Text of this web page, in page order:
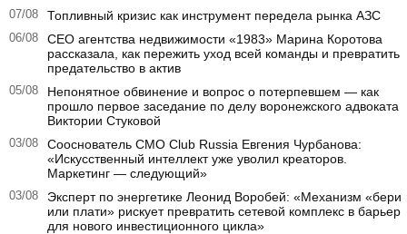
07/08 Топливный кризис как инструмент передела рынка АЗС
06/08
CEO агентства недвижимости «1983» Марина Коротова
рассказала, как пережить уход всей команды и превратить
предательство в актив
05/08
Непонятное обвинение и вопрос о потерпевшем — как
прошло первое заседание по делу воронежского адвоката
Виктории Стуковой
03/08
Сооснователь CMO Club Russia Евгения Чурбанова:
«Искусственный интеллект уже уволил креаторов.
Маркетинг — следующий»
03/08
Эксперт по энергетике Леонид Воробей: «Механизм «бери
или плати» рискует превратить сетевой комплекс в барьер
для нового инвестиционного цикла»